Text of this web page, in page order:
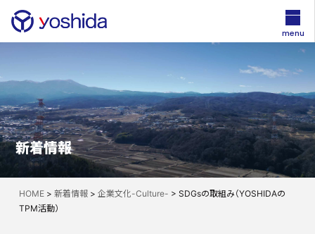
新着情報
HOME> 新着情報> 企業文化-Culture- > SDGsの取組み（YOSHIDAの
TPM活動）
menu